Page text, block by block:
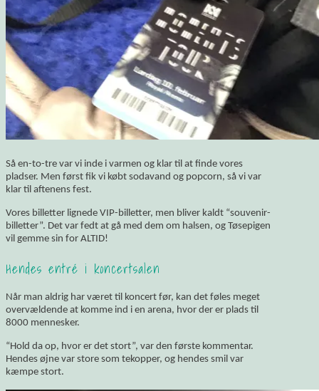
Så en-to-tre var vi inde i varmen og klar til at finde vores
pladser. Men først fik vi købt sodavand og popcorn, så vi var
klar til aftenens fest.
Vores billetter lignede VIP-billetter, men bliver kaldt “souvenir-
billetter”. Det var fedt at gå med dem om halsen, og Tøsepigen
vil gemme sin for ALTID!
Hendes entré i koncertsalen
Når man aldrig har været til koncert før, kan det føles meget
overvældende at komme ind i en arena, hvor der er plads til
8000 mennesker.
“Hold da op, hvor er det stort”, var den første kommentar.
Hendes øjne var store som tekopper, og hendes smil var
kæmpe stort.